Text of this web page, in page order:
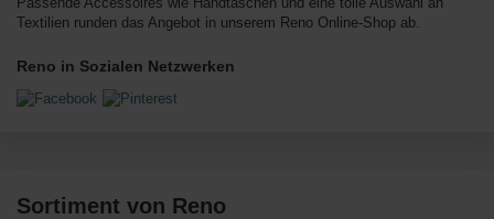
Textilien runden das Angebot in unserem Reno Online-Shop ab.
Reno in Sozialen Netzwerken
Sortiment von Reno